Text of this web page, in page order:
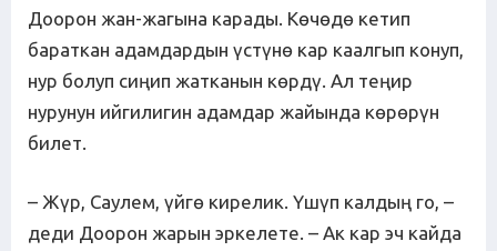
Доорон жан-жагына карады. Көчөдө кетип
бараткан адамдардын үстүнө кар каалгып конуп,
нур болуп сиңип жатканын көрдү. Ал теңир
нурунун ийгилигин адамдар жайында көрөрүн
билет.
– Жүр, Саулем, үйгө кирелик. Үшүп калдың го, –
деди Доорон жарын эркелете. – Ак кар эч кайда